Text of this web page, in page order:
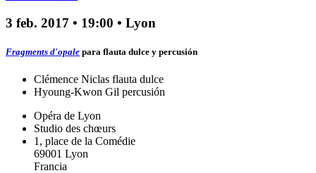
3 feb. 2017 • 19:00 • Lyon
Fragments d'opale para flauta dulce y percusión
Clémence Niclas flauta dulce
Hyoung-Kwon Gil percusión
Opéra de Lyon
Studio des chœurs
1, place de la Comédie
69001 Lyon
Francia